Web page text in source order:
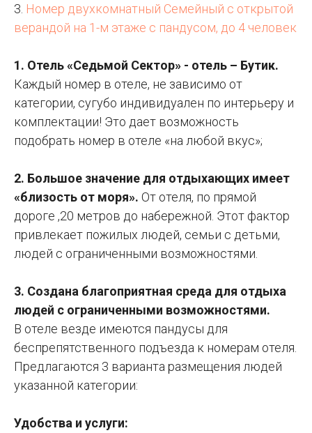
3. Номер двухкомнатный Семейный с открытой
верандой на 1-м этаже с пандусом, до 4 человек
1. Отель «Седьмой Сектор» - отель – Бутик.
Каждый номер в отеле, не зависимо от
категории, сугубо индивидуален по интерьеру и
комплектации! Это дает возможность
подобрать номер в отеле «на любой вкус»;
2. Большое значение для отдыхающих имеет
«близость от моря». От отеля, по прямой
дороге ,20 метров до набережной. Этот фактор
привлекает пожилых людей, семьи с детьми,
людей с ограниченными возможностями.
3. Создана благоприятная среда для отдыха
людей с ограниченными возможностями.
В отеле везде имеются пандусы для
беспрепятственного подъезда к номерам отеля.
Предлагаются 3 варианта размещения людей
указанной категории:
Удобства и услуги: